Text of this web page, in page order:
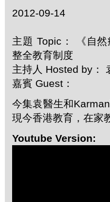
2012-09-14
主題 Topic： 《自
整全教育制度
主持人 Hosted by：
嘉賓 Guest：
今集袁醫生和
現今香港教育，在家
Youtube Version: